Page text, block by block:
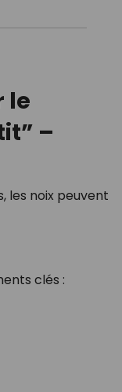
le
–
les noix peuvent
clés :